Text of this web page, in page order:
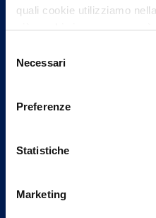
quali cookie utilizziamo
più su chi siamo, come
può trovare nel footer del
delNecessari
Preferenze
Statistiche
Marketing
Contattaci